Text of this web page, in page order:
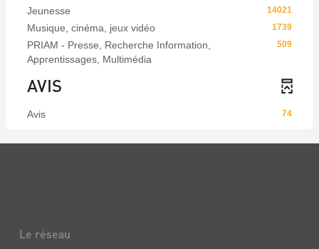
14021
Jeunesse
1739
Musique, cinéma, jeux vidéo
509
PRIAM - Presse, Recherche Information,
Apprentissages, Multimédia
AVIS
74
Avis
Le réseau